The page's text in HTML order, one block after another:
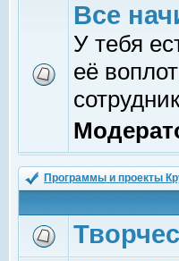
Все
У тебя
её
Программы и проекты